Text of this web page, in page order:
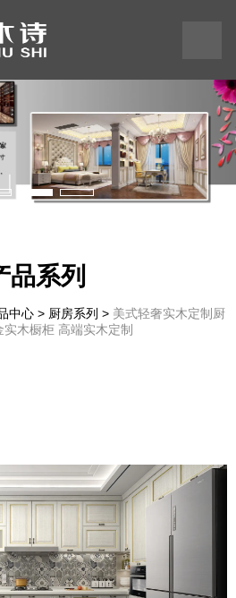
575
58
品系列
中心 > 厨房系列 > 美式轻奢实木定制厨
实木橱柜 高端实木定制